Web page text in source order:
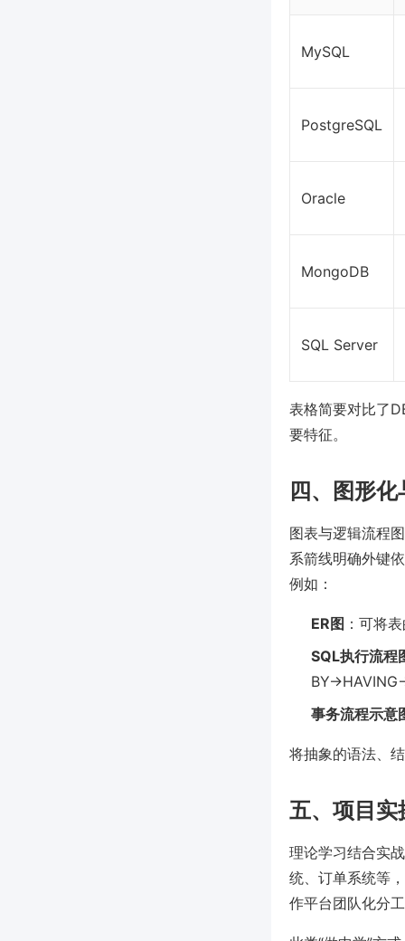
MySQL
PostgreSQL
Oracle
MongoDB
SQL Server
表格简要对比了
要特征。
四、图形
图表与逻辑流程
系箭线明确外键
例如：
ER图 ：可将
SQL执行流程
事务流程示意
将抽象的语法、
五、项目实
理论学习结合实
统、订单系统等
作平台团队化分